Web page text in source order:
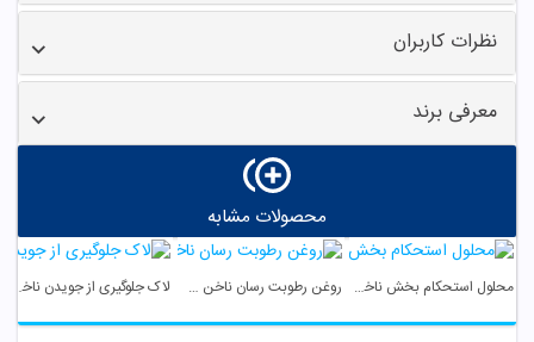
نظرات کاربران
معرفی برند
محصولات مشابه
محلول استحکام بخش ناخن هراند روغن رطوبت رسان ناخن هراند لاک جلوگیری از جویدن ناخن هیدرودرم